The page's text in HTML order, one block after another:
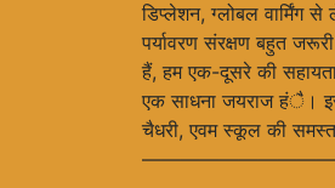
डिप्लेशन, ग्लोबल वार्मिंग
पर्यावरण संरक्षण बहुत
हैं, हम एक-दूसरे की
एक साधना जयराज हंै। इस
चैधरी, एवम स्कूल की समस्त